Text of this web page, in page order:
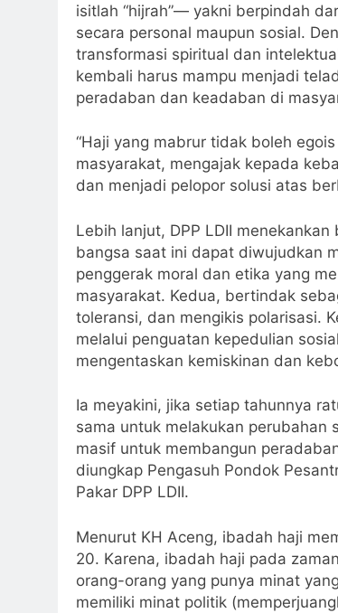
isitlah “hijrah”— yakni berpindah
secara personal maupun sosial.
transformasi spiritual dan
kembali harus mampu menjadi
peradaban dan keadaban di
“Haji yang mabrur tidak boleh
masyarakat, mengajak kepada
dan menjadi pelopor solusi atas
Lebih lanjut, DPP LDII
bangsa saat ini dapat diwujudkan
penggerak moral dan etika yang
masyarakat. Kedua, bertindak
toleransi, dan mengikis polarisasi.
melalui penguatan kepedulian
mengentaskan kemiskinan dan
Ia meyakini, jika setiap tahunnya
sama untuk melakukan perubahan
masif untuk membangun
diungkap Pengasuh Pondok
Pakar DPP LDII.
Menurut KH Aceng, ibadah haji
20. Karena, ibadah haji pada
orang-orang yang punya minat
memiliki minat politik